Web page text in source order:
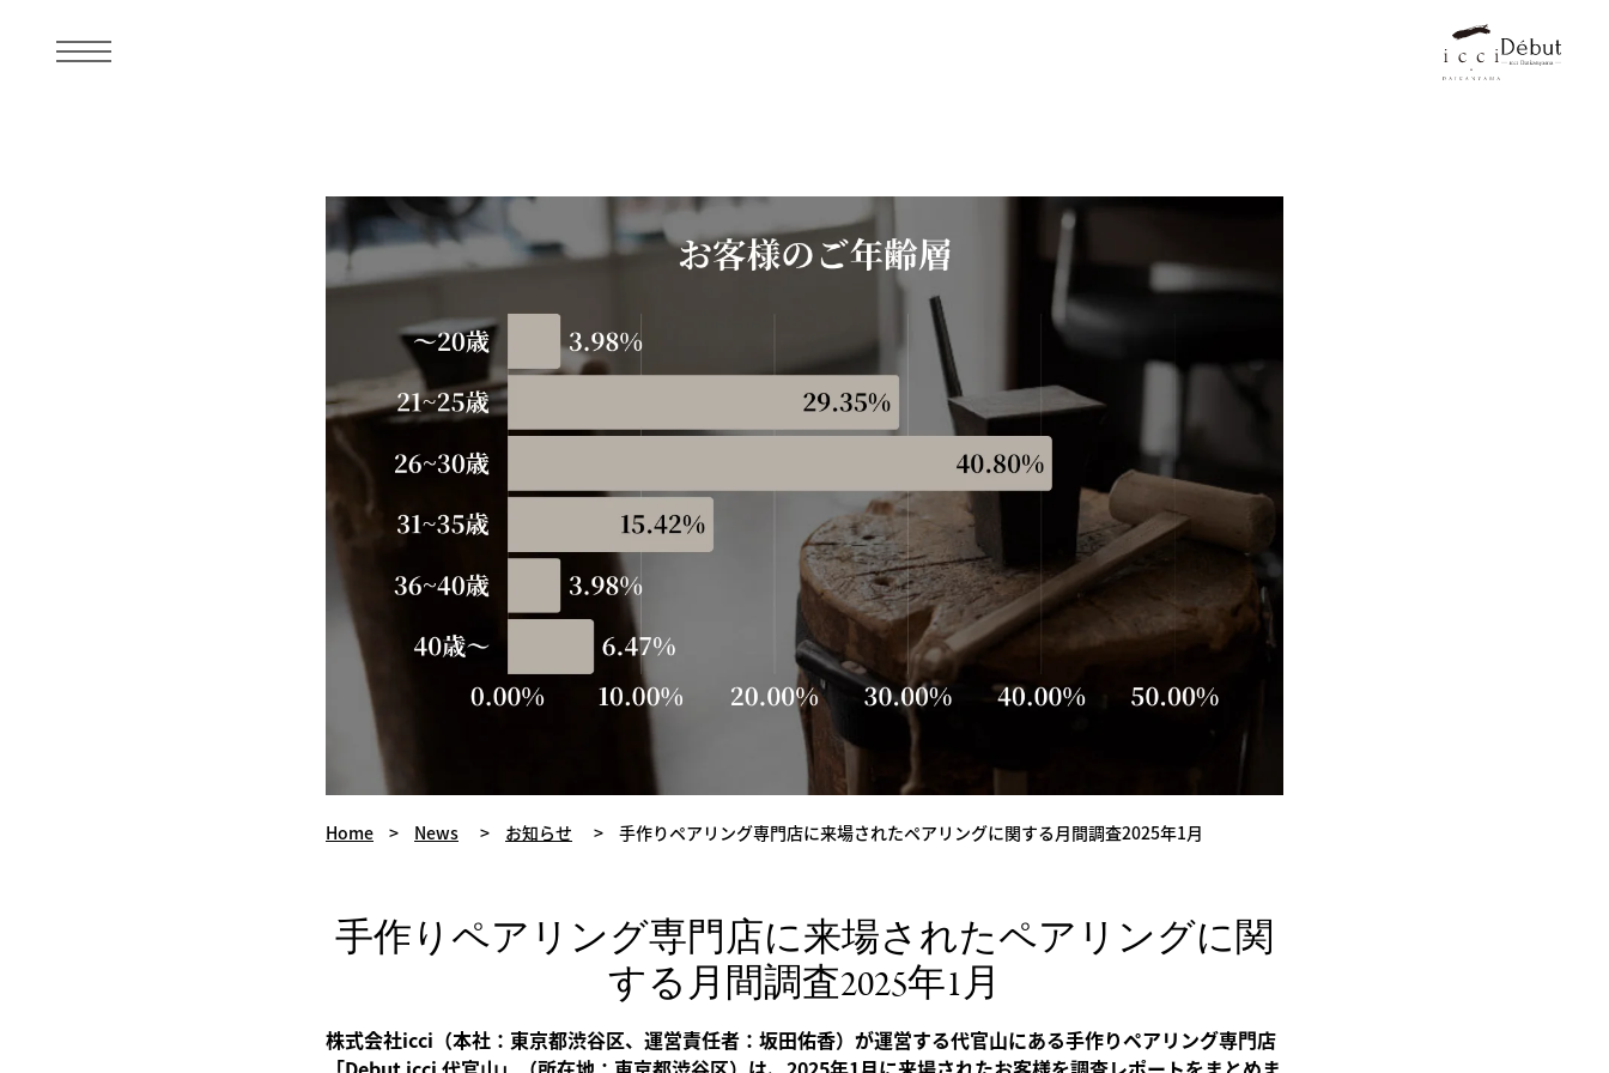
Home > News > お知らせ > 手作りペアリング専門店に来場されたペアリングに関する月間調査2025年1月
手作りペアリング専門店に来場されたペアリングに関
する月間調査2025年1月
株式会社icci（本社：東京都渋谷区、運営責任者：坂田佑香）が運営する代官山にある手作りペアリング専門店